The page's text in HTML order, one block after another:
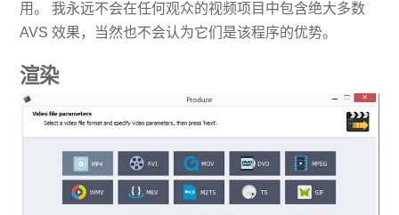
用。 我永远不会在任何观众的视频项目中包含绝大多数
AVS 效果，当然也不会认为它们是该程序的优势。
渲染